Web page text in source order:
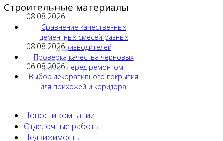
Строительные материалы
08.08.2026
Сравнение качественных
цементных смесей разных
производителей
08.08.2026
Проверка качества черновых
работ перед ремонтом
06.08.2026
Выбор декоративного покрытия
для прихожей и коридора
Новости компании
Отделочные работы
Недвижимость